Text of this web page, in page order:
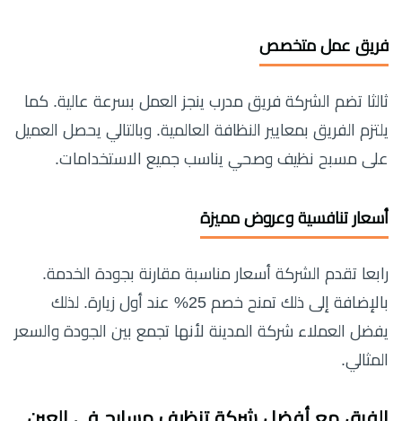
فريق عمل متخصص
ثالثا تضم الشركة فريق مدرب ينجز العمل بسرعة عالية. كما
يلتزم الفريق بمعايير النظافة العالمية. وبالتالي يحصل العميل
على مسبح نظيف وصحي يناسب جميع الاستخدامات.
أسعار تنافسية وعروض مميزة
رابعا تقدم الشركة أسعار مناسبة مقارنة بجودة الخدمة.
بالإضافة إلى ذلك تمنح خصم 25% عند أول زيارة. لذلك
يفضل العملاء شركة المدينة لأنها تجمع بين الجودة والسعر
المثالي.